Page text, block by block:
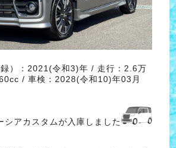
）：2021(令和3)年 / 走行：2.6万
/ 車検：2028(令和10)年03月
シアカスタムが入庫しました